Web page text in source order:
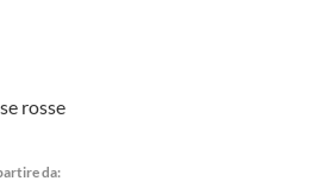
rosse
da: